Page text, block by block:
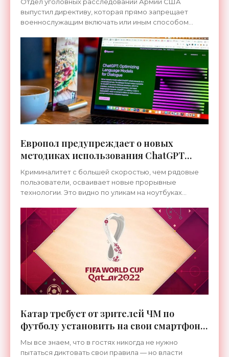
выпустил директиву, которая прямо запрещает
военнослужащим включать или иным способом
по почте. Недавно там
Европол предупреждает о новых
методиках использования ChatGPT
мошенниками - «Технологии»
Криминалитет с большей скоростью, чем рядовые
пользователи, осваивает новые прорывные
технологии. Это видно по уликам на ноутбуках
Европолом. Они
Катар требует от зрителей ЧМ по
футболу установить на свои смартфоны
две «шпионские» программы -
«Гаджеты»
Мы все знаем, что в гостях никогда не нужно
пытаться диктовать свои правила — но власти